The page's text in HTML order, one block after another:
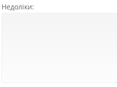
Недоліки: